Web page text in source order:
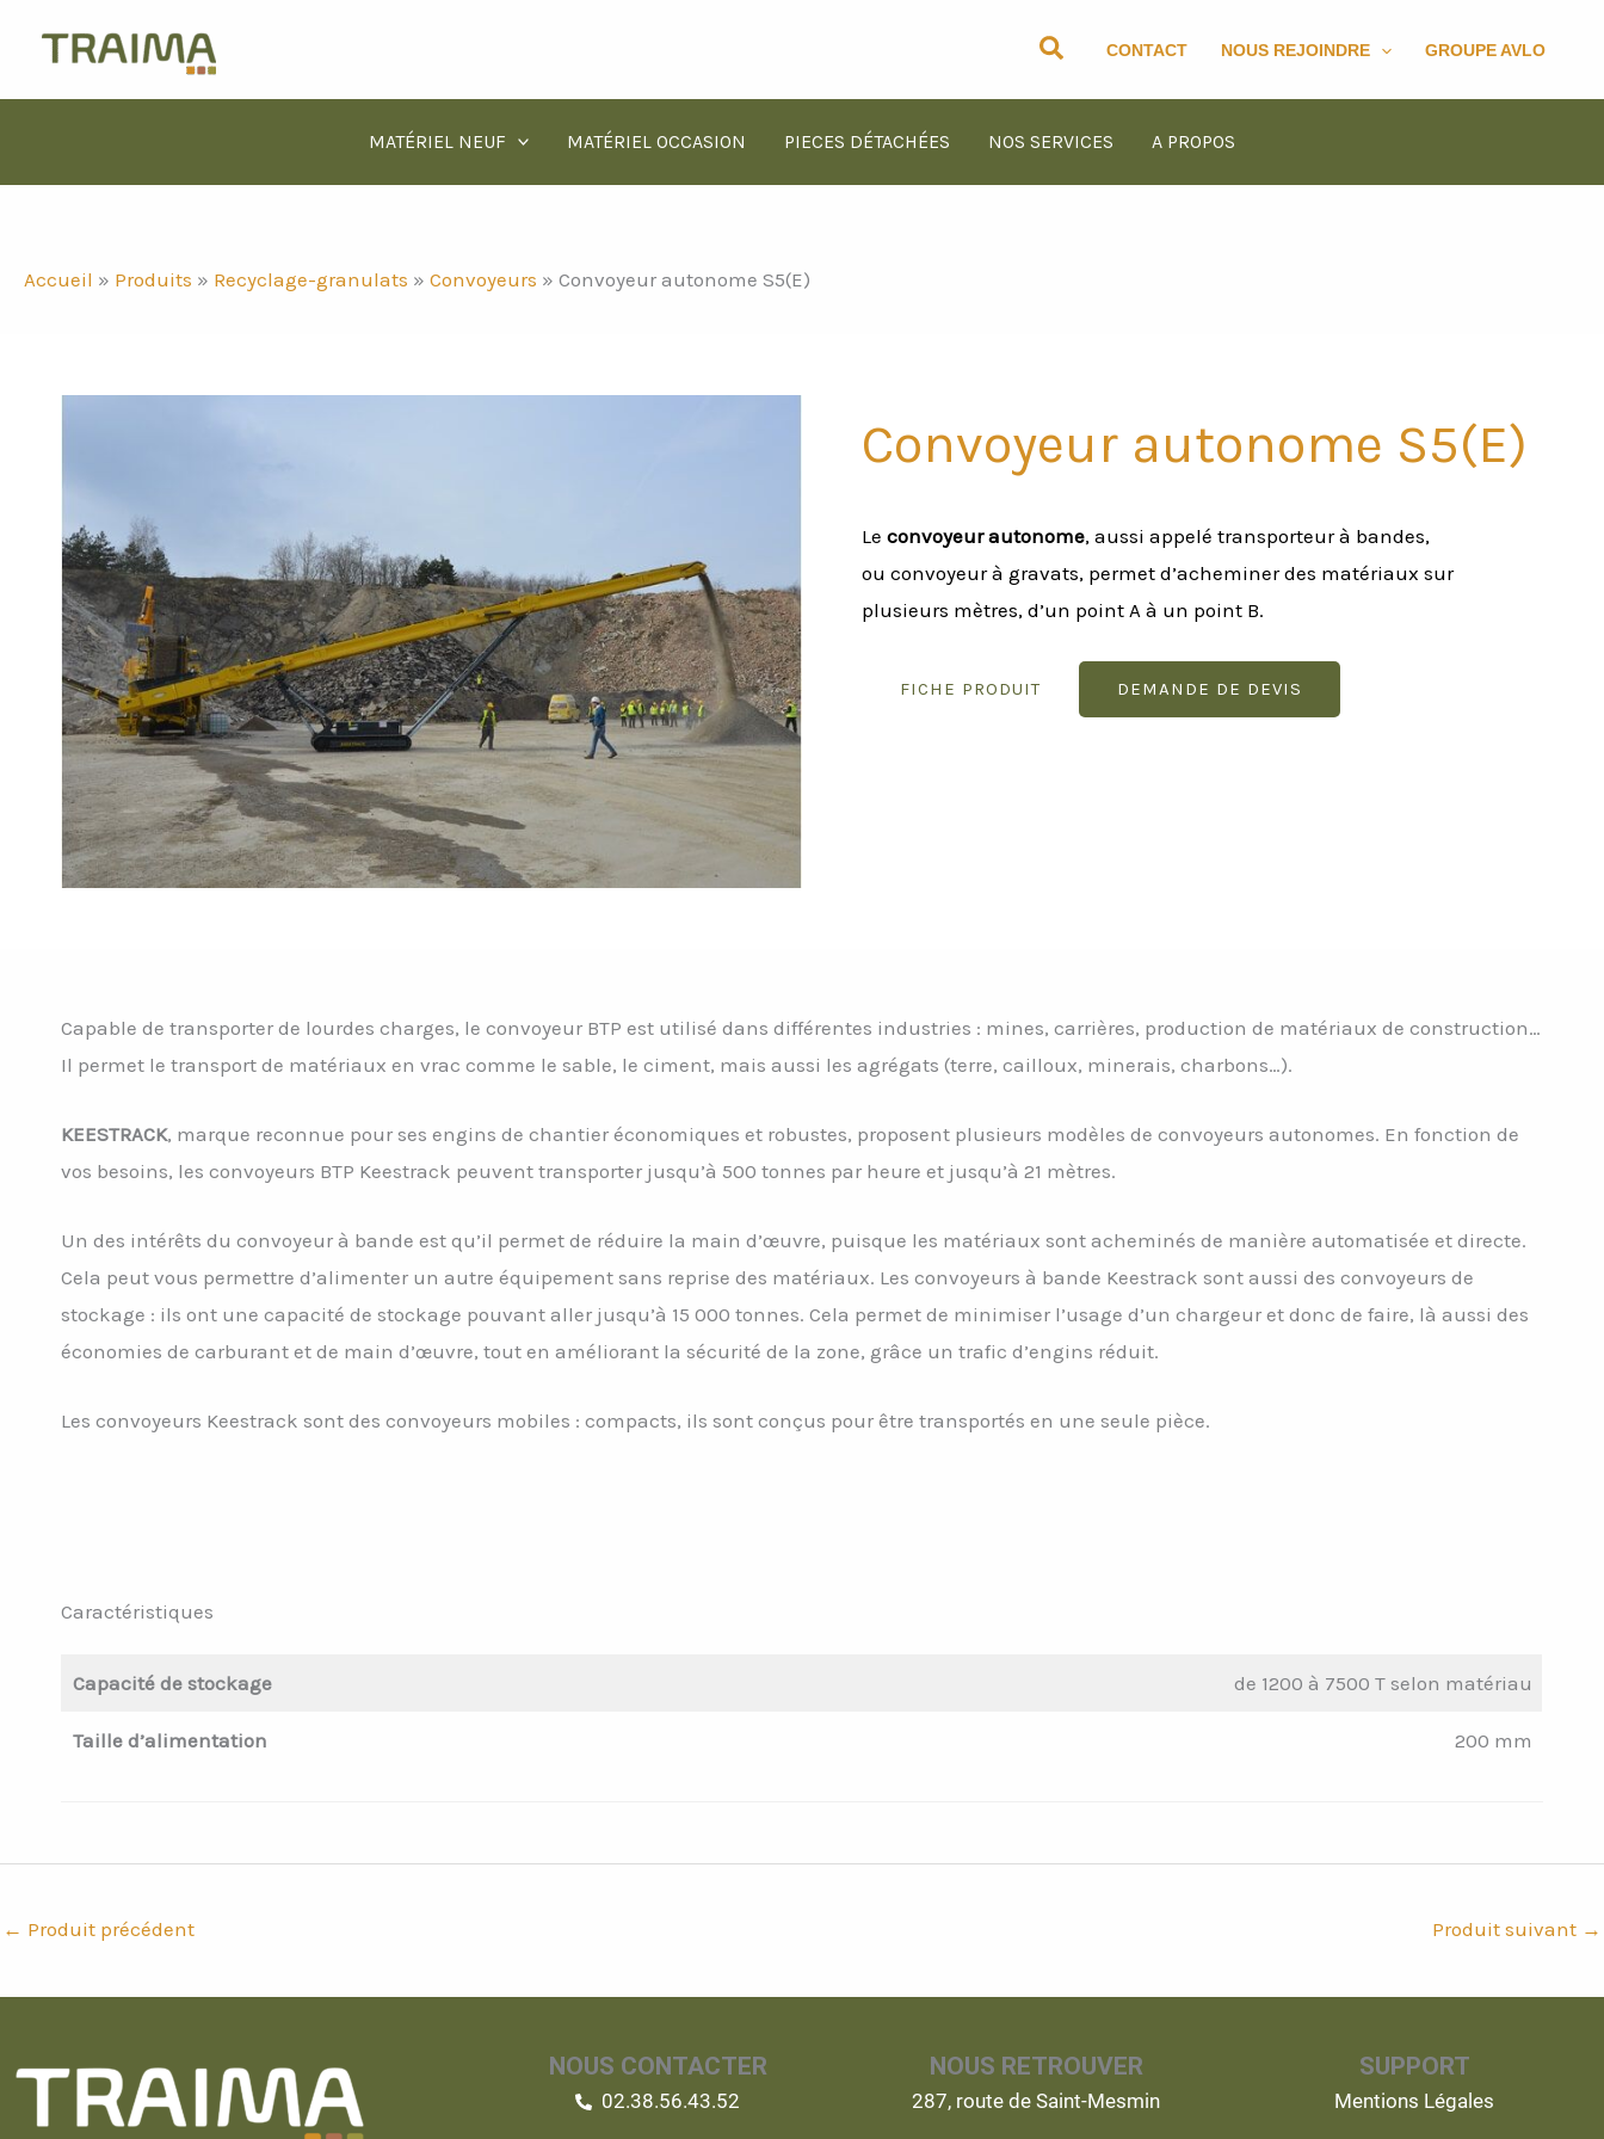
Rechercher
CONTACT NOUS REJOINDRE GROUPE AVLO
MATÉRIEL NEUF MATÉRIEL OCCASION PIECES DÉTACHÉES NOS SERVICES A PROPOS
Accueil » Produits » Recyclage-granulats » Convoyeurs » Convoyeur autonome S5(E)
Convoyeur autonome S5(E)
Le convoyeur autonome, aussi appelé transporteur à bandes,
ou convoyeur à gravats, permet d’acheminer des matériaux sur
plusieurs mètres, d’un point A à un point B.
FICHE PRODUIT DEMANDE DE DEVIS
Capable de transporter de lourdes charges, le convoyeur BTP est utilisé dans différentes industries : mines, carrières, production de matériaux de construction…
Il permet le transport de matériaux en vrac comme le sable, le ciment, mais aussi les agrégats (terre, cailloux, minerais, charbons…).
KEESTRACK, marque reconnue pour ses engins de chantier économiques et robustes, proposent plusieurs modèles de convoyeurs autonomes. En fonction de
vos besoins, les convoyeurs BTP Keestrack peuvent transporter jusqu’à 500 tonnes par heure et jusqu’à 21 mètres.
Un des intérêts du convoyeur à bande est qu’il permet de réduire la main d’œuvre, puisque les matériaux sont acheminés de manière automatisée et directe.
Cela peut vous permettre d’alimenter un autre équipement sans reprise des matériaux. Les convoyeurs à bande Keestrack sont aussi des convoyeurs de
stockage : ils ont une capacité de stockage pouvant aller jusqu’à 15 000 tonnes. Cela permet de minimiser l’usage d’un chargeur et donc de faire, là aussi des
économies de carburant et de main d’œuvre, tout en améliorant la sécurité de la zone, grâce un trafic d’engins réduit.
Les convoyeurs Keestrack sont des convoyeurs mobiles : compacts, ils sont conçus pour être transportés en une seule pièce.
Caractéristiques
Capacité de stockage de 1200 à 7500 T selon matériau
Taille d’alimentation 200 mm
← Produit précédent Produit suivant →
NOUS CONTACTER
02.38.56.43.52
NOUS RETROUVER
287, route de Saint-Mesmin
SUPPORT
Mentions Légales